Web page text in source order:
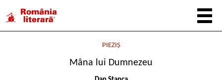
PIEZIȘ
Mâna lui Dumnezeu